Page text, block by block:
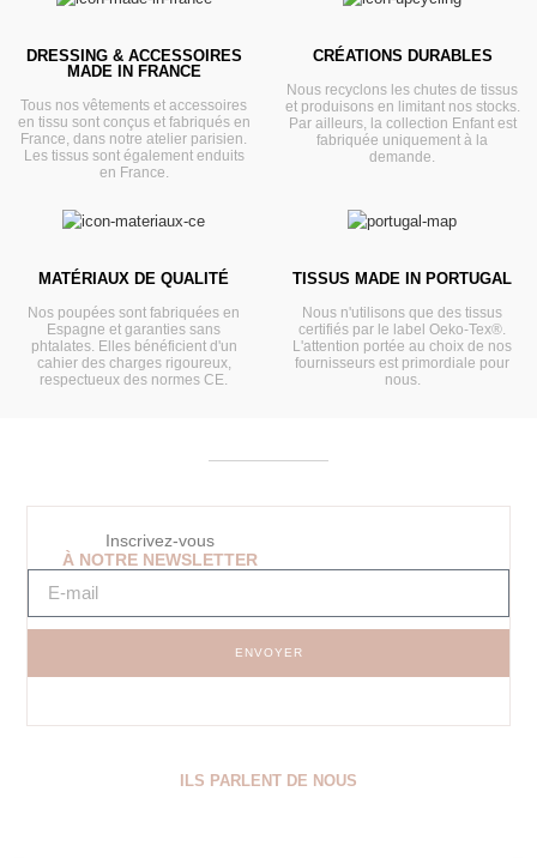
DRESSING & ACCESSOIRES
MADE IN FRANCE
Tous nos vêtements et accessoires
en tissu sont conçus et fabriqués en
France, dans notre atelier parisien.
Les tissus sont également enduits
en France.
CRÉATIONS DURABLES
Nous recyclons les chutes de tissus
et produisons en limitant nos stocks.
Par ailleurs, la collection Enfant est
fabriquée uniquement à la
demande.
MATÉRIAUX DE QUALITÉ
Nos poupées sont fabriquées en
Espagne et garanties sans
phtalates. Elles bénéficient d'un
cahier des charges rigoureux,
respectueux des normes CE.
TISSUS MADE IN PORTUGAL
Nous n'utilisons que des tissus
certifiés par le label Oeko-Tex®.
L'attention portée au choix de nos
fournisseurs est primordiale pour
nous.
Inscrivez-vous
À NOTRE NEWSLETTER
ENVOYER
ILS PARLENT DE NOUS